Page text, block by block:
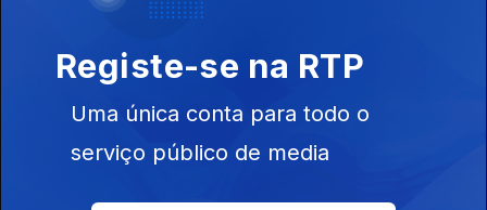
Conversa com os ouvintes
José Candeias - 1ª Hora
29 jul. 2026
Conversa com os ouvintes
Registe-se na RTP
Uma única conta para todo o
serviço público de media